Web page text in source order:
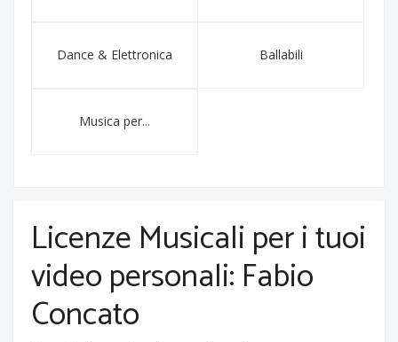
Dance & Elettronica Ballabili
Musica per...
Licenze Musicali per i tuoi
video personali: Fabio
Concato